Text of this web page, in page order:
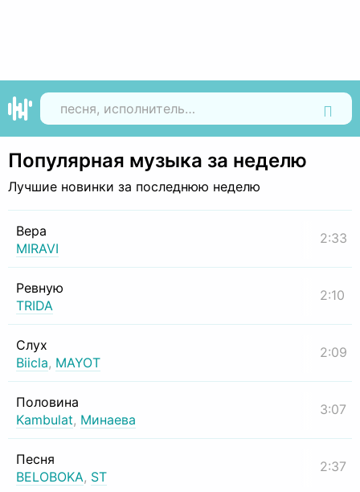
Популярная музыка за неделю
Лучшие новинки за последнюю неделю
Вера
MIRAVI
2:33
Ревную
TRIDA
2:10
Слух
Biicla, MAYOT
2:09
Половина
Kambulat, Минаева
3:07
Песня
BELOBOKA, ST
2:37